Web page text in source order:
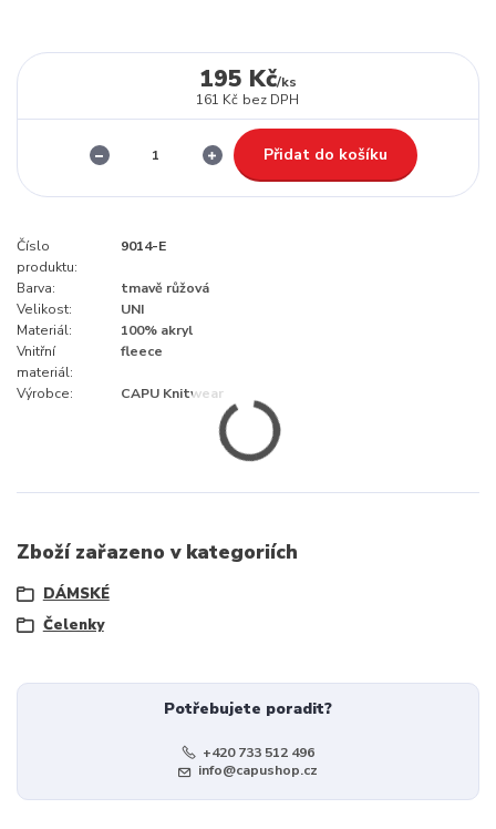
195 Kč/ks
161 Kč bez DPH
Přidat do košíku
Číslo
produktu:
9014-E
Barva:
tmavě růžová
Velikost:
UNI
Materiál:
100% akryl
Vnitřní
materiál:
fleece
Výrobce: CAPU Knitwear
Zboží zařazeno v kategoriích
DÁMSKÉ
Čelenky
Potřebujete poradit?
+420 733 512 496
info@capushop.cz